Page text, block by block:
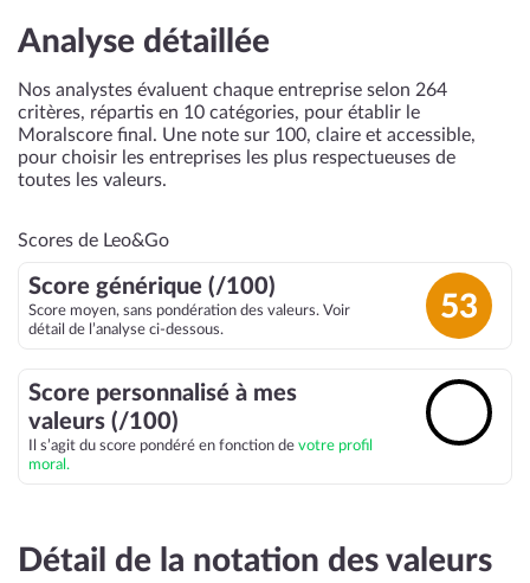
Analyse détaillée
Nos analystes évaluent chaque entreprise selon 264
critères, répartis en 10 catégories, pour établir le
Moralscore final. Une note sur 100, claire et accessible,
pour choisir les entreprises les plus respectueuses de
toutes les valeurs.
Scores de Leo&Go
Score générique (/100)
Score moyen, sans pondération des valeurs. Voir
détail de l’analyse ci-dessous.
53
Score personnalisé à mes
valeurs (/100)
Il s’agit du score pondéré en fonction de votre profil
moral.
Détail de la notation des valeurs